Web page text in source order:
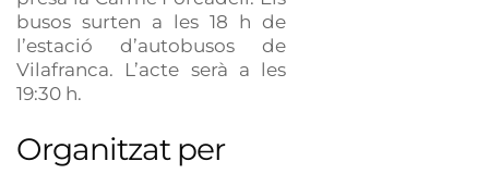
busos surten a les 18 h de
l’estació d’autobusos de
Vilafranca. L’acte serà a les
19:30 h.
Organitzat per